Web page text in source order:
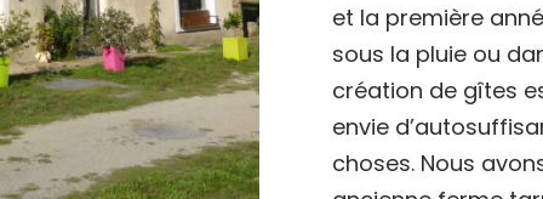
et la première
sous la pluie ou
création de gîtes
envie
choses. Nous